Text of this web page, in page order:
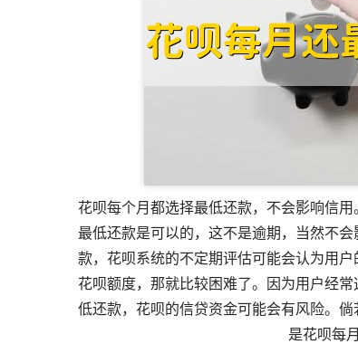
花呗每个月都选择最低还款，不会影响信
最低还款是可以的，这不是逾期，当然不
款，花呗系统的不定期评估可能会认为用
花呗额度，那就比较困难了。因为用户经
低还款，花呗的信贷资金可能会有风险。
是花呗每